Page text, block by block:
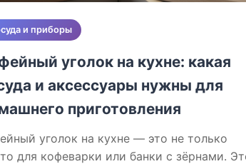
и приборы
уголок на кухне: какая
и аксессуары нужны для
приготовления
уголок на кухне — это не только
для кофеварки или банки с зёрнами.